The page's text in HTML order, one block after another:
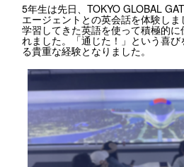
5年生は先日、TOKYO GLOBAL
エージェントとの英会話を体験しま
学習してきた英語を使って積極的
れました。「通じた！」という喜
る貴重な経験となりました。